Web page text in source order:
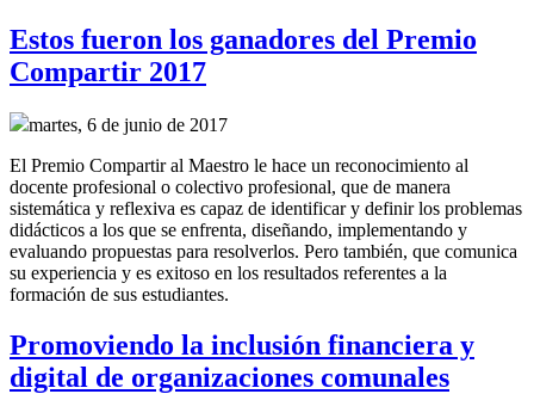
Estos fueron los ganadores del Premio
Compartir 2017
martes, 6 de junio de 2017
El Premio Compartir al Maestro le hace un reconocimiento al
docente profesional o colectivo profesional, que de manera
sistemática y reflexiva es capaz de identificar y definir los problemas
didácticos a los que se enfrenta, diseñando, implementando y
evaluando propuestas para resolverlos. Pero también, que comunica
su experiencia y es exitoso en los resultados referentes a la
formación de sus estudiantes.
Promoviendo la inclusión financiera y
digital de organizaciones comunales